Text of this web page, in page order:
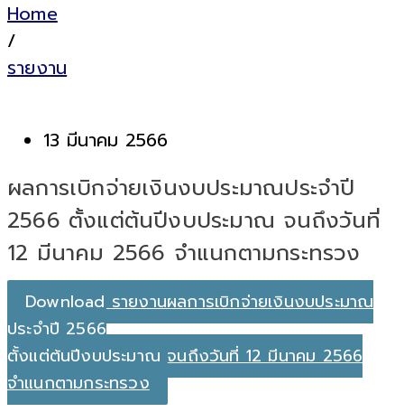
Home
/
รายงาน
13 มีนาคม 2566
ผลการเบิกจ่ายเงินงบประมาณประจำปี
2566 ตั้งแต่ต้นปีงบประมาณ จนถึงวันที่
12 มีนาคม 2566 จำแนกตามกระทรวง
Download รายงานผลการเบิกจ่ายเงินงบประมาณ
ประจำปี 2566
ตั้งแต่ต้นปีงบประมาณ จนถึงวันที่ 12 มีนาคม 2566
จำแนกตามกระทรวง